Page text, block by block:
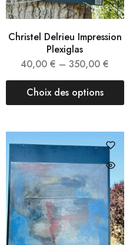
Christel Delrieu Impression
Plexiglas
40,00€ –350,00€
Choix des options